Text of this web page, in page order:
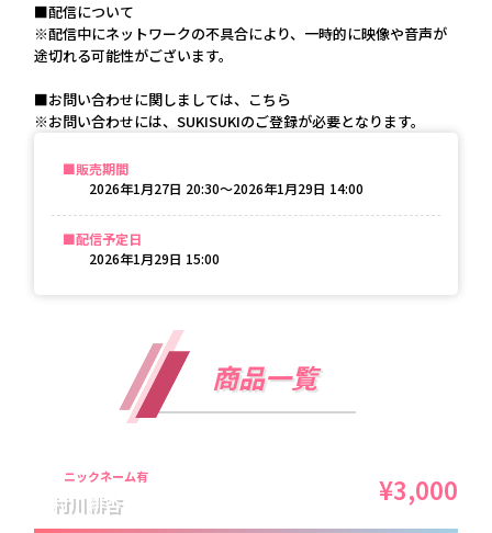
■配信について
※配信中にネットワークの不具合により、一時的に映像や音声が
途切れる可能性がございます。
■お問い合わせに関しましては、こちら
※お問い合わせには、SUKISUKIのご登録が必要となります。
販売期間
2026年1月27日 20:30〜2026年1月29日 14:00
配信予定日
2026年1月29日 15:00
商品一覧
ニックネーム有
村川緋杏 ¥3,000